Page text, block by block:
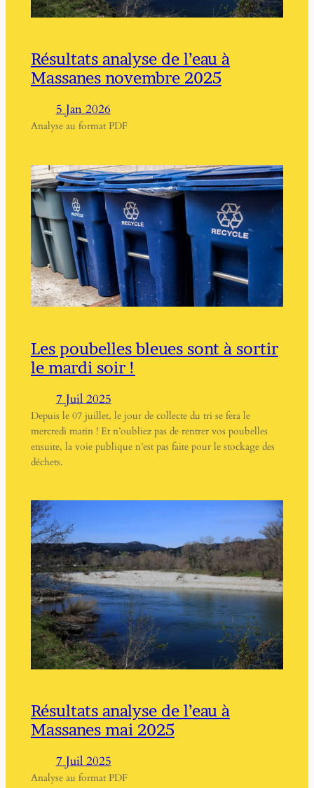
Résultats analyse de l’eau à
Massanes novembre 2025
5 Jan 2026
Analyse au format PDF
Les poubelles bleues sont à sortir
le mardi soir !
7 Juil 2025
Depuis le 07 juillet, le jour de collecte du tri se fera le
mercredi matin ! Et n’oubliez pas de rentrer vos poubelles
ensuite, la voie publique n’est pas faite pour le stockage des
déchets.
Résultats analyse de l’eau à
Massanes mai 2025
7 Juil 2025
Analyse au format PDF